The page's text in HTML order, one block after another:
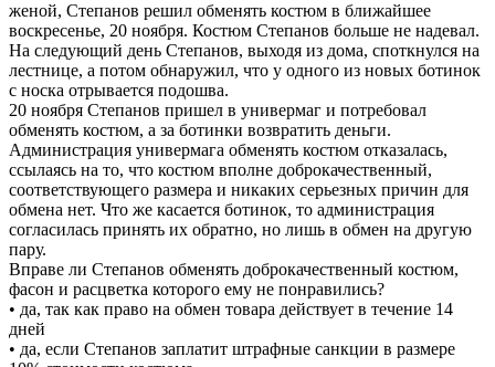
женой, Степанов решил обменять костюм в ближайшее
воскресенье, 20 ноября. Костюм Степанов больше не надевал.
На следующий день Степанов, выходя из дома, споткнулся на
лестнице, а потом обнаружил, что у одного из новых ботинок
с носка отрывается подошва.
20 ноября Степанов пришел в универмаг и потребовал
обменять костюм, а за ботинки возвратить деньги.
Администрация универмага обменять костюм отказалась,
ссылаясь на то, что костюм вполне доброкачественный,
соответствующего размера и никаких серьезных причин для
обмена нет. Что же касается ботинок, то администрация
согласилась принять их обратно, но лишь в обмен на другую
пару.
Вправе ли Степанов обменять доброкачественный костюм,
фасон и расцветка которого ему не понравились?
• да, так как право на обмен товара действует в течение 14
дней
• да, если Степанов заплатит штрафные санкции в размере